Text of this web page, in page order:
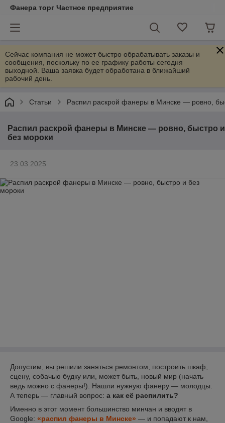
Фанера торг Частное предприятие
Сейчас компания не может быстро обрабатывать заказы и
сообщения, поскольку по ее графику работы сегодня
выходной. Ваша заявка будет обработана в ближайший
рабочий день.
Статьи Распил раскрой фанеры в Минске — ровно,
Распил раскрой фанеры в Минске — ровно, быстро и
без мороки
23.03.2025
Допустим, вы решили заняться ремонтом, построить шкаф,
сцену, собачью будку или, может быть, новый мир (начать
ведь можно с фанеры!). Нашли нужную фанеру — молодцы.
А теперь — главный вопрос: а как её распилить?
Именно в этот момент большинство минчан и вводят в
Google: «распил фанеры в Минске» — и попадают к нам,